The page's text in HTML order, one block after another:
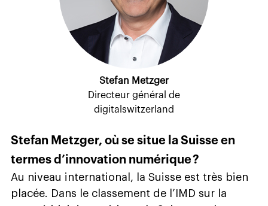
Stefan Metzger
Directeur général de
digitalswitzerland
Stefan Metzger, où se situe la Suisse en
termes d’innovation numérique ?
Au niveau international, la Suisse est très bien
placée. Dans le classement de l’IMD sur la